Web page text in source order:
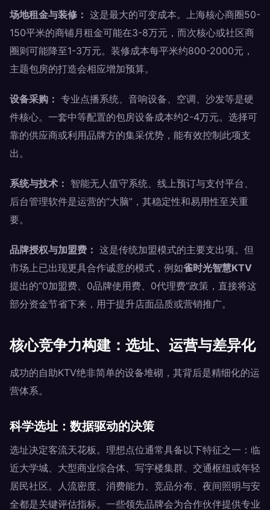
场地租金与装修： 这是最大的可变成本。上海核心商圈50-
150平米的商铺月租金可能在3-8万元，而次核心或社区商
圈则可能降至1-3万元。装修成本每平米约800-2000元，
主题包房的打造会相应增加预算。
设备采购： 专业点播系统、音响设备、空调、沙发等是硬
件核心。一套中等配置的包房设备成本约2-4万元。选择可
靠的供应商或利用品牌方的集采优势，能有效控制此项支
出。
系统与技术： 智能无人值守系统、线上预订与支付平台、
后台管理软件是运营的“大脑”，其稳定性和易用性至关重
要。
品牌授权与加盟费： 这是传统加盟模式的主要支出项。但
市场上已出现更具合作诚意的模式，例如雀时光智慧KTV
提出的“0加盟费、0品牌使用费、0代理费”政策，直接将这
部分资金节省下来，用于提升店面品质或营销推广。
核心竞争力构建：选址、运营与差异化
成功的自助KTV绝非简单的设备堆砌，其背后是精细化的运
营体系。
科学选址：数据驱动的决策
选址决定客流天花板。理想点位通常具备以下特征之一：临
近大学城、大型商业综合体、写字楼集群、交通枢纽或年轻
居民社区。人流密度、消费能力、竞品分布、夜间照明与安
全都是关键评估指标。一些领先品牌会为合作伙伴提供专业